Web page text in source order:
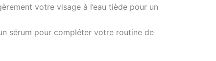
votre visage à l’eau tiède pour un
sérum pour compléter votre routine de